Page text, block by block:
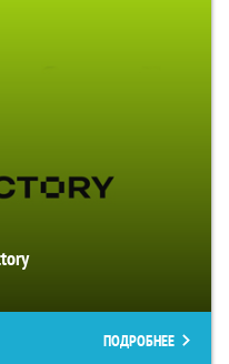
ПОДРОБНЕЕ